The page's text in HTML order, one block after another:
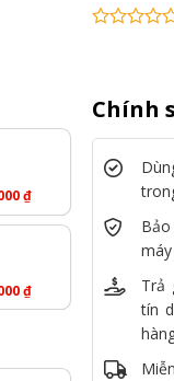
₫
₫
Chính
Trả
tín